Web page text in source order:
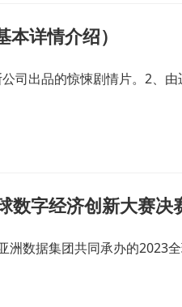
详情介绍）
司出品的惊悚剧情片。2、由
数字经济创新大赛决
洲数据集团共同承办的2023